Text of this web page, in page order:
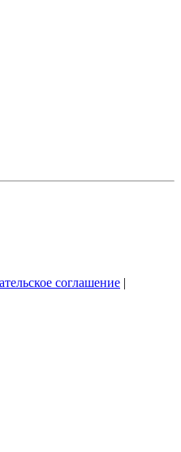
соглашение |